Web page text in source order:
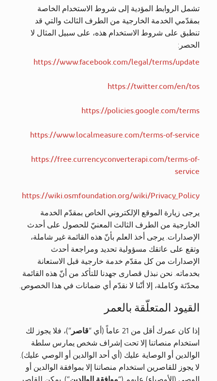
تشمل الروابط المؤدية إلى شروط الاستخدام الخاصة
بمقدّمي الخدمة الخارجية من الطرف الثالث والتي قد
تنطبق على شروط الاستخدام هذه، على سبيل المثال لا
الحصر:
https://www.facebook.com/legal/terms/update
https://twitter.com/en/tos
https://policies.google.com/terms
https://www.localmeasure.com/terms-of-service
https://free.currencyconverterapi.com/terms-of-
service
https://wiki.osmfoundation.org/wiki/Privacy_Policy
يرجى زيارة الموقع الإلكتروني الخاص بمقدّم الخدمة
الخارجية من الطرف الثالث المعنيّ للحصول على أحدث
الإصدارات. يرجى أخذ العلم بأنّ هذه القائمة غير شاملة،
وتقع على عاتقك مسؤولية تحديد ومراجعة أحدث
الإصدارات من كل مقدّم خدمة خارجية قبل الاستعانة
بخدماته. نحن نبذل قصارى جهدنا للتأكد من أنّ هذه القائمة
محدّثة وكاملة، إلا أنّنا لا نقدّم أي ضمانات في هذا الخصوص.
القيود المتعلّقة بالعمر
إذا كان عمرك أقل من 21 عاماً (أي “ قاصر“)، فلا يجوز لك
استخدام منصاتنا إلا تحت إشراف شخص يمارس سلطة
الوالدين أو الوصاية عليك (أي أحد الوالدين أو الوصي عليك).
لا يجوز للقاصرين استخدام منصاتنا إلا بموافقة الوالدين أو